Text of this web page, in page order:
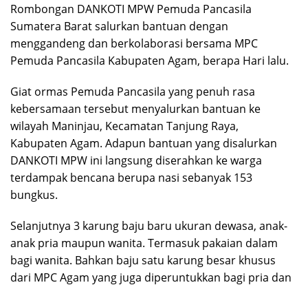
Rombongan DANKOTI MPW Pemuda Pancasila
Sumatera Barat salurkan bantuan dengan
menggandeng dan berkolaborasi bersama MPC
Pemuda Pancasila Kabupaten Agam, berapa Hari lalu.
Giat ormas Pemuda Pancasila yang penuh rasa
kebersamaan tersebut menyalurkan bantuan ke
wilayah Maninjau, Kecamatan Tanjung Raya,
Kabupaten Agam. Adapun bantuan yang disalurkan
DANKOTI MPW ini langsung diserahkan ke warga
terdampak bencana berupa nasi sebanyak 153
bungkus.
Selanjutnya 3 karung baju baru ukuran dewasa, anak-
anak pria maupun wanita. Termasuk pakaian dalam
bagi wanita. Bahkan baju satu karung besar khusus
dari MPC Agam yang juga diperuntukkan bagi pria dan